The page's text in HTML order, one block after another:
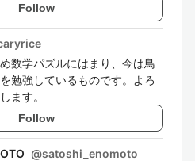
Follow
数学パズルにはまり、今は鳥
勉強しているものです。よろ
ます。
Follow
@satoshi_enomoto